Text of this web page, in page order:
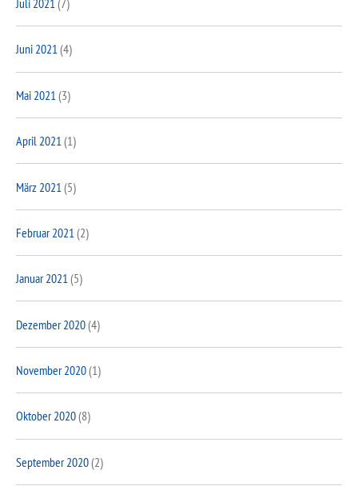
Juli 2021(7)
Juni 2021(4)
Mai 2021 (3)
April 2021(1)
März 2021 (5)
Februar 2021 (2)
Januar 2021(5)
Dezember 2020(4)
November 2020(1)
Oktober 2020(8)
September 2020(2)